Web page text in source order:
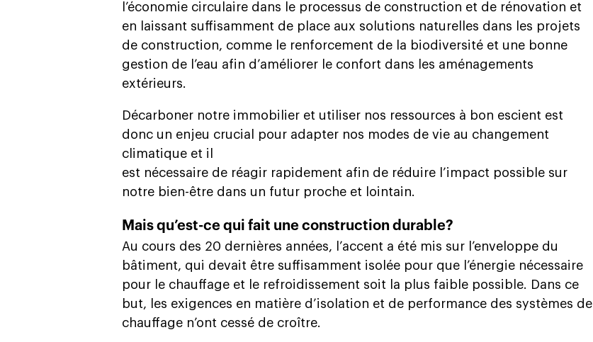
l’économie circulaire dans le processus de construction et de rénovation et
en laissant suffisamment de place aux solutions naturelles dans les projets
de construction, comme le renforcement de la biodiversité et une bonne
gestion de l’eau afin d’améliorer le confort dans les aménagements
extérieurs.
Décarboner notre immobilier et utiliser nos ressources à bon escient est
donc un enjeu crucial pour adapter nos modes de vie au changement
climatique et il
est nécessaire de réagir rapidement afin de réduire l’impact possible sur
notre bien-être dans un futur proche et lointain.
Mais qu’est-ce qui fait une construction durable?
Au cours des 20 dernières années, l’accent a été mis sur l’enveloppe du
bâtiment, qui devait être suffisamment isolée pour que l’énergie nécessaire
pour le chauffage et le refroidissement soit la plus faible possible. Dans ce
but, les exigences en matière d’isolation et de performance des systèmes de
chauffage n’ont cessé de croître.